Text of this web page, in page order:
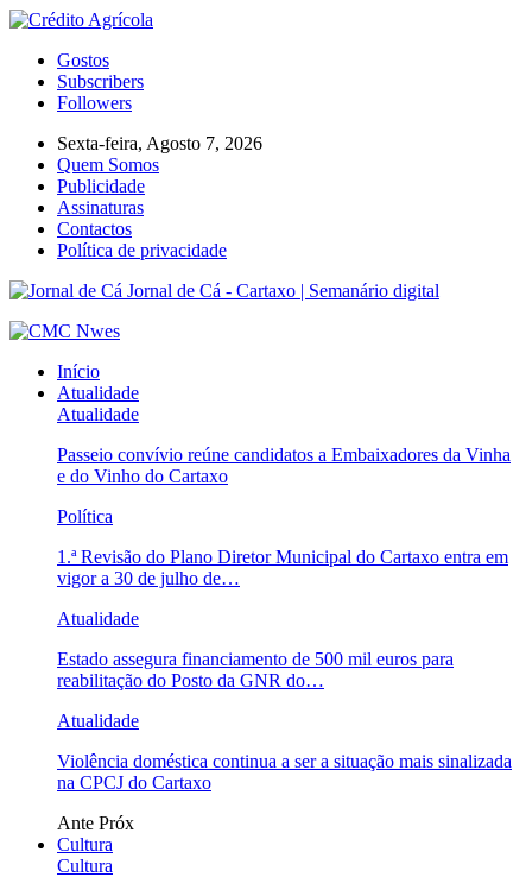
Gostos
Subscribers
Followers
Sexta-feira, Agosto 7, 2026
Quem Somos
Publicidade
Assinaturas
Contactos
Política de privacidade
Jornal de Cá - Cartaxo | Semanário digital
Início
Atualidade
Atualidade
Passeio convívio reúne candidatos a Embaixadores da Vinha
e do Vinho do Cartaxo
Política
1.ª Revisão do Plano Diretor Municipal do Cartaxo entra em
vigor a 30 de julho de…
Atualidade
Estado assegura financiamento de 500 mil euros para
reabilitação do Posto da GNR do…
Atualidade
Violência doméstica continua a ser a situação mais sinalizada
na CPCJ do Cartaxo
Ante Próx
Cultura
Cultura